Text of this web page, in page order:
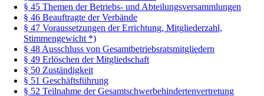
§ 45 Themen der Betriebs- und Abteilungsversammlungen
§ 46 Beauftragte der Verbände
§ 47 Voraussetzungen der Errichtung, Mitgliederzahl,
Stimmengewicht *)
§ 48 Ausschluss von Gesamtbetriebsratsmitgliedern
§ 49 Erlöschen der Mitgliedschaft
§ 50 Zuständigkeit
§ 51 Geschäftsführung
§ 52 Teilnahme der Gesamtschwerbehindertenvertretung